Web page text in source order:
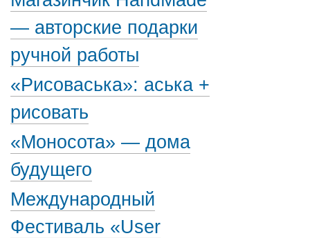
— авторские подарки
ручной работы
«Рисоваська»: аська +
рисовать
«Моносота» — дома
будущего
Международный
Фестиваль «User